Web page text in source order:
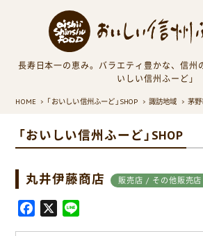
長寿日本一の恵み。バラエティ豊かな、信州
いしい信州ふーど」
HOME 「おいしい信州ふーど」SHOP 諏訪地域 茅
「おいしい信州ふーど」SHOP
丸井伊藤商店 販売店 / その他販売店
X